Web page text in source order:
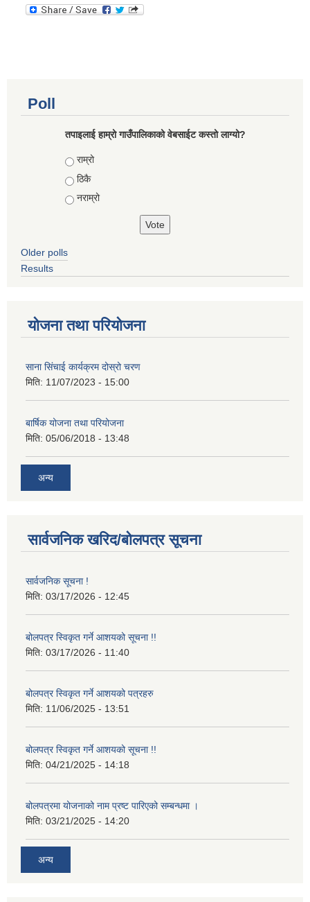
Poll
तपाइलाई हाम्रो गाउँपालिकाको वेबसाईट कस्तो लाग्यो?
Choices
राम्रो
ठिकै
नराम्रो
Older polls
Results
योजना तथा परियोजना
साना सिंचाई कार्यक्रम दोस्रो चरण
मिति: 11/07/2023 - 15:00
बार्षिक योजना तथा परियोजना
मिति: 05/06/2018 - 13:48
अन्य
सार्वजनिक खरिद/बोलपत्र सूचना
सार्वजनिक सूचना !
मिति: 03/17/2026 - 12:45
बोलपत्र स्विकृत गर्ने आशयको सूचना !!
मिति: 03/17/2026 - 11:40
बोलपत्र स्विकृत गर्ने आशयको पत्रहरु
मिति: 11/06/2025 - 13:51
बोलपत्र स्विकृत गर्ने आशयको सूचना !!
मिति: 04/21/2025 - 14:18
बोलपत्रमा योजनाको नाम प्रष्ट पारिएको सम्बन्धमा ।
मिति: 03/21/2025 - 14:20
अन्य